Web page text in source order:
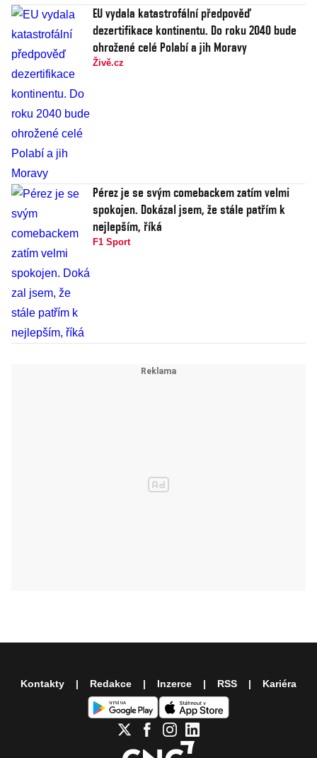
EU vydala katastrofální předpověď
dezertifikace kontinentu. Do roku 2040 bude
ohrožené celé Polabí a jih Moravy
Živě.cz
Pérez je se svým comebackem zatím velmi
spokojen. Dokázal jsem, že stále patřím k
nejlepším, říká
F1 Sport
Kontakty Redakce Inzerce RSS Kariéra